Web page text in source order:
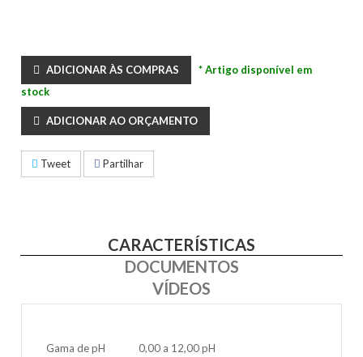
ADICIONAR ÀS COMPRAS
* Artigo disponível em
stock
ADICIONAR AO ORÇAMENTO
Tweet Partilhar
CARACTERÍSTICAS
DOCUMENTOS
VÍDEOS
Gama de pH 0,00 a 12,00 pH